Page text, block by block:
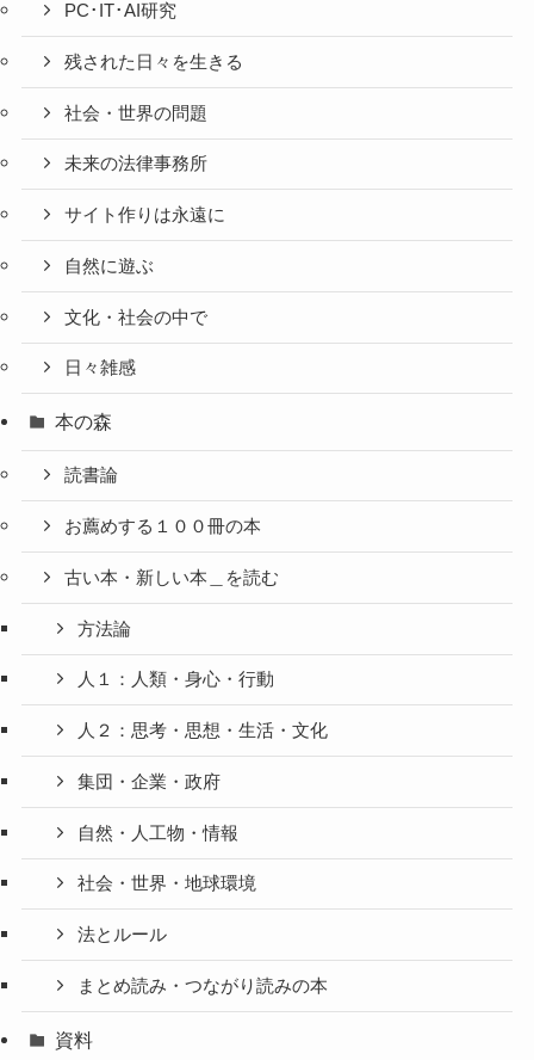
PC･IT･AI研究
残された日々を生きる
社会・世界の問題
未来の法律事務所
サイト作りは永遠に
自然に遊ぶ
文化・社会の中で
日々雑感
本の森
読書論
お薦めする１００冊の本
古い本・新しい本＿を読む
方法論
人１：人類・身心・行動
人２：思考・思想・生活・文化
集団・企業・政府
自然・人工物・情報
社会・世界・地球環境
法とルール
まとめ読み・つながり読みの本
資料